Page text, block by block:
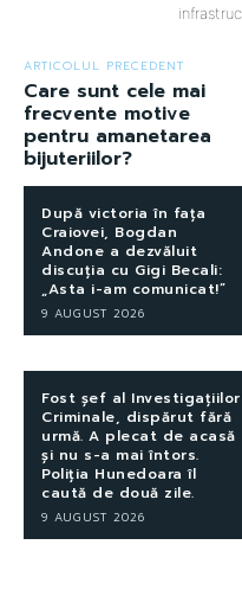
ARTICOLUL PRECEDENT
Care sunt cele mai
frecvente motive
pentru amanetarea
bijuteriilor?
După victoria în fața
Craiovei, Bogdan
Andone a dezvăluit
discuția cu Gigi Becali:
„Asta i-am comunicat!”
9 AUGUST 2026
Fost șef al Investigațiilor
Criminale, dispărut fără
urmă. A plecat de acasă
și nu s-a mai întors.
Poliția Hunedoara îl
caută de două zile.
9 AUGUST 2026